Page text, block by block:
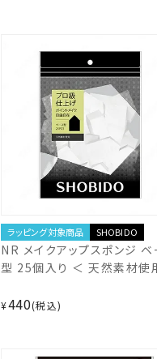
ラッピング対象商品 SHOBIDO
NR メイクアップスポンジ ベ
型 25個入り ＜ 天然素材使
shobido
¥440 税込